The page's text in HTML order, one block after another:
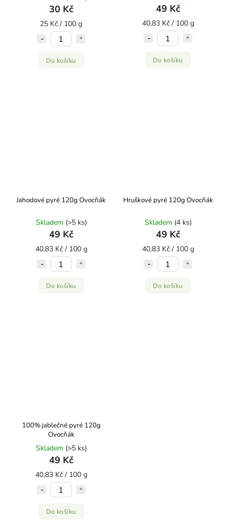
30 Kč
25 Kč / 100 g
Do košíku
49 Kč
40,83 Kč / 100 g
Do košíku
Jahodové pyré 120g Ovocňák
Skladem (>5 ks)
49 Kč
40,83 Kč / 100 g
Do košíku
Hruškové pyré 120g Ovocňák
Skladem (4 ks)
49 Kč
40,83 Kč / 100 g
Do košíku
100% jablečné pyré 120g
Ovocňák
Skladem (>5 ks)
49 Kč
40,83 Kč / 100 g
Do košíku